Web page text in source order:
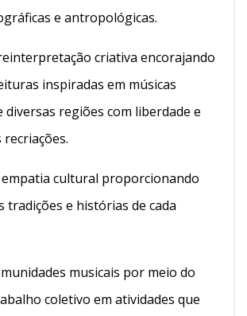
e antropológicas.
criativa encorajando
inspiradas em músicas
diversas regiões com liberdade e
cultural proporcionando
tradições e histórias de cada
musicais por meio do
coletivo em atividades que